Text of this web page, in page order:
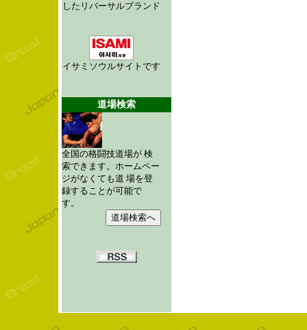
したリバーサルブランド
イサミソウルサイトです
道場検索
全国の格闘技道場が 検
索できます。ホームペー
ジがなくても道 場を登
録することが可能で
す。